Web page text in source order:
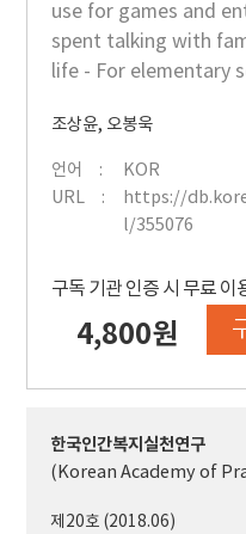
use for games and
spent talking with
life - For elementary
조상윤, 오봉욱
언어
KOR
URL
https://
l/355076
구독 기관 인증 시 무료 이
4,800원
한국인간복지실천연구
(Korean Academy of
제20호 (2018.06)